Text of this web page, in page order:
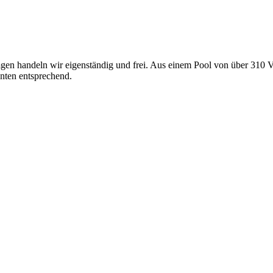
handeln wir eigenständig und frei. Aus einem Pool von über 310
entsprechend.